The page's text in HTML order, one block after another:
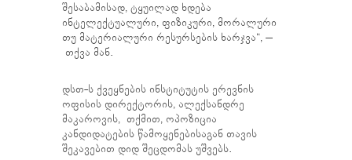
შესაბამისად, ტყუილად ხდება
ინტელექტუალური, ფიზიკური, მორალური
თუ მატერიალური რესურსების ხარჯვა“, –
თქვა მან.
დსთ-ს ქვეყნების ინსტიტუტის ერევნის
ოფისის დირექტორის, ალექსანდრე
მაკაროვის, თქმით, ოპოზიცია
კანდიდატების წამოყენებისაგან თავის
შეკავებით დიდ შეცდომას უშვებს.